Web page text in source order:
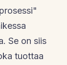
Se on siis
tuottaa